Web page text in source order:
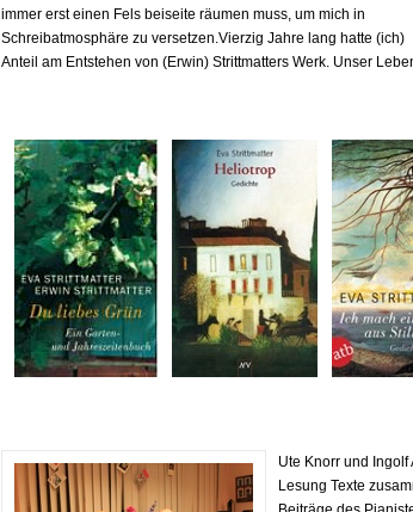
immer erst einen Fels beiseite räumen muss, um mich in
Schreibatmosphäre zu versetzen.Vierzig Jahre lang hatte (ich)
Anteil am Entstehen von (Erwin) Strittmatters Werk. Unser
Ute Knorr und
Lesung Texte